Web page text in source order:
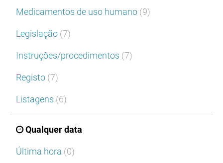
Medicamentos de uso humano (9)
Legislação (7)
Instruções/procedimentos (7)
Registo (7)
Listagens (6)
Qualquer data
Última hora (0)